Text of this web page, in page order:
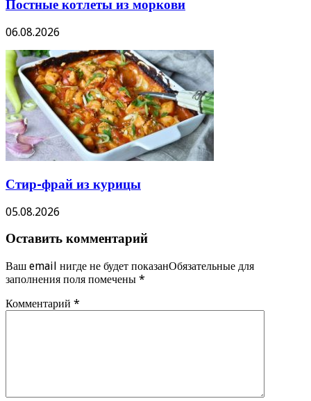
Постные котлеты из моркови
06.08.2026
Стир-фрай из курицы
05.08.2026
Оставить комментарий
Ваш email нигде не будет показанОбязательные для
заполнения поля помечены *
Комментарий *